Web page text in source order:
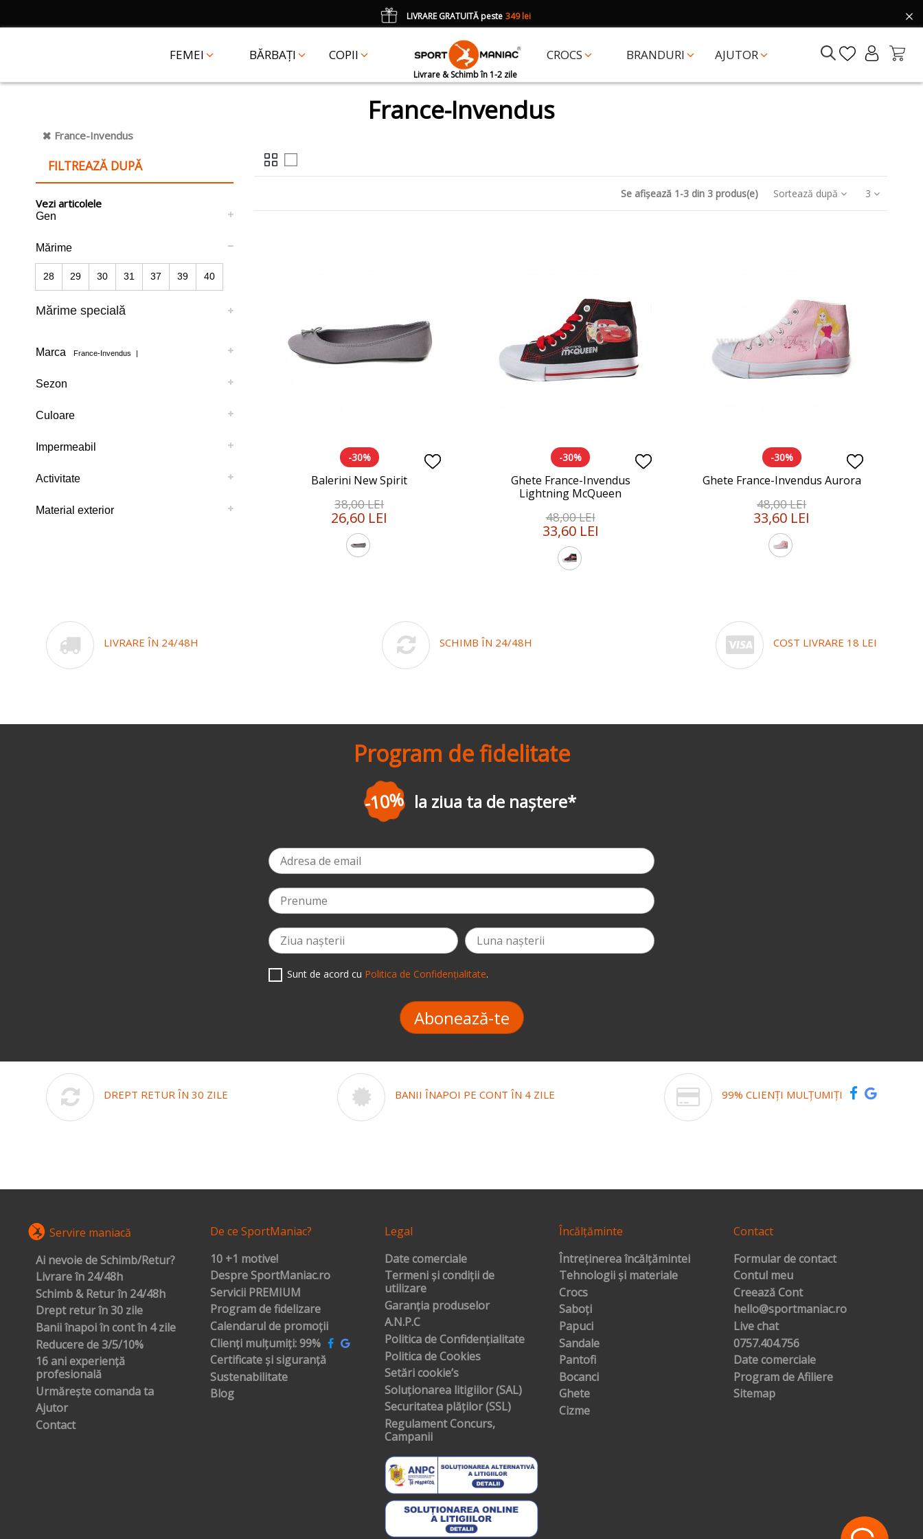
FEMEI BĂRBAȚI COPII CROCS BRANDURI AJUTOR
Livrare & Schimb în 1-2 zile
LIVRARE GRATUITĂ peste 349 lei
CADOUun accesoriu Crocs Jibbitz în val. de 25 lei cu codul: JIBBITZ
France-Invendus
Se afișează 1-3 din 3 produs(e) Sortează după 3
-30%
Balerini New Spirit
38,00 LEI
26,60 LEI
-30%
Ghete France-Invendus
Lightning McQueen
48,00 LEI
33,60 LEI
-30%
Ghete France-Invendus Aurora
48,00 LEI
33,60 LEI
FILTREAZĂ DUPĂ
France-Invendus
Vezi articolele
Gen
Mărime
28 29 30 31 37 39 40
Mărime specială
Marca France-Invendus |
Sezon
Culoare
Impermeabil
Activitate
Material exterior
LIVRARE ÎN 24/48H SCHIMB ÎN 24/48H COST LIVRARE 18 LEI
Program de fidelitate
-10% la ziua ta de naștere*
Sunt de acord cu Politica de Confidențialitate.
Abonează-te
DREPT RETUR ÎN 30 ZILE BANII ÎNAPOI PE CONT ÎN 4 ZILE 99% CLIENȚI MULȚUMIȚI
Servire maniacă
Ai nevoie de Schimb/Retur?
Livrare în 24/48h
Schimb & Retur în 24/48h
Drept retur în 30 zile
Banii înapoi în cont în 4 zile
Reducere de 3/5/10%
16 ani experiență
profesională
Urmărește comanda ta
Ajutor
Contact
De ce SportManiac?
10 +1 motive!
Despre SportManiac.ro
Servicii PREMIUM
Program de fidelizare
Calendarul de promoții
Clienți mulțumiți: 99%
Certificate și siguranță
Sustenabilitate
Blog
Legal
Date comerciale
Termeni și condiții de
utilizare
Garanția produselor
A.N.P.C
Politica de Confidențialitate
Politica de Cookies
Setări cookie’s
Soluționarea litigiilor (SAL)
Securitatea plăților (SSL)
Regulament Concurs,
Campanii
Încălțăminte
Întreținerea încălțămintei
Tehnologii și materiale
Crocs
Saboți
Papuci
Sandale
Pantofi
Bocanci
Ghete
Cizme
Contact
Formular de contact
Contul meu
Creează Cont
hello@sportmaniac.ro
Live chat
0757.404.756
Date comerciale
Program de Afiliere
Sitemap